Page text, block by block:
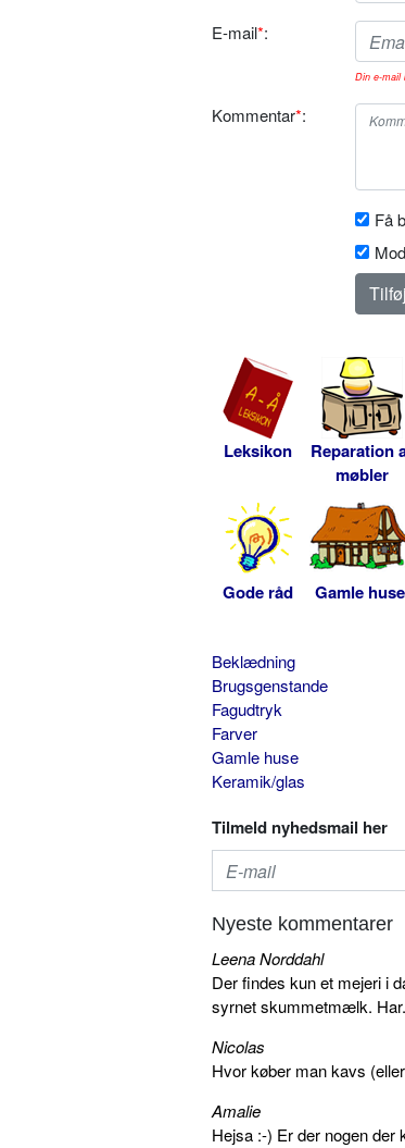
E-mail*:
Din e-mail
Kommentar*:
Få
Leksikon
Reparation
møbler
Gode råd Gamle huse
Beklædning
Brugsgenstande
Fagudtryk
Farver
Gamle huse
Keramik/glas
Tilmeld nyhedsmail her
Nyeste kommentarer
Leena Norddahl
Der findes kun et mejeri i
syrnet skummetmælk.
Nicolas
Hvor køber man kavs
Amalie
Hejsa :-) Er der nogen der